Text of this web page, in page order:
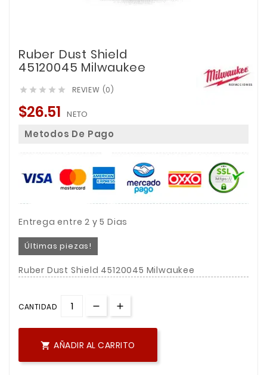
Ruber Dust Shield
45120045 Milwaukee
     REVIEW (0)
$26.51 NETO
Metodos De Pago
Entrega entre 2 y 5 Dias
Últimas piezas!
Ruber Dust Shield 45120045 Milwaukee
CANTIDAD
 AÑADIR AL CARRITO